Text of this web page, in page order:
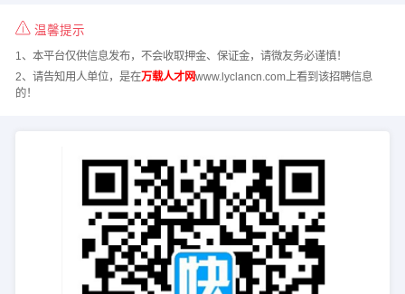
温馨提示
1、本平台仅供信息发布，不会收取押金、保证金，请微友务必谨慎！
2、请告知用人单位，是在万载人才网www.lyclancn.com上看到该招聘信息
的！